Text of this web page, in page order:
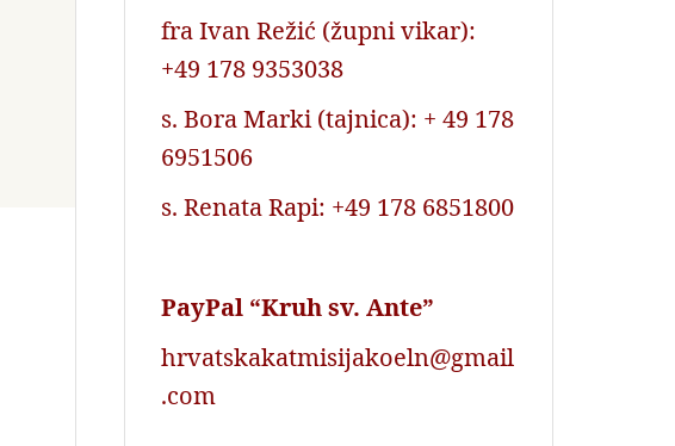
fra Ivan Režić (župni vikar):
+49 178 9353038
s. Bora Marki (tajnica): + 49 178
6951506
s. Renata Rapi: +49 178 6851800
PayPal “Kruh sv. Ante”
hrvatskakatmisijakoeln@gmail
.com